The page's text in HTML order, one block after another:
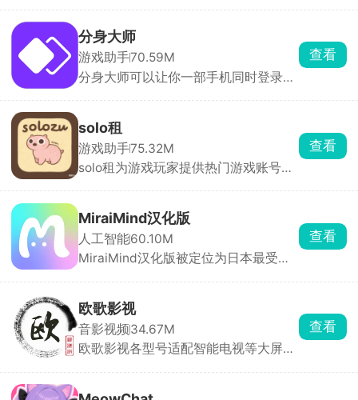
周边产品，全平台有保障，商品类别分
类详细，能够购买到心仪的物品，多件
商品一起购买还有优惠哟，更有独特的
签名礼物免费送，一键下单，48小时内
分身大师
游戏助手70.59M
分身大师可以让你一部手机同时登录多
时在线。分身运行稳定，消息接收及
时，官方强调比市面上其他双开软件更
安全。
查看
solo租
游戏助手75.32M
solo租为游戏玩家提供热门游戏账号的
高端账号的需求。支持按小时、按天等
多种租赁模式，用户可根据需求选择短
时租赁或长期租赁，降低体验成本。每
笔订单都有平台担保，租前账号状态透
查看
MiraiMind汉化版
人工智能60.10M
MiraiMind汉化版被定位为日本最受欢
多种不同性格的AI角色可供自由选择，
无论高冷、热情还是温柔，每一位都拥
有独立的背景故事与独特人格。玩家还
可亲手创造专属虚拟角色，自由设定外
查看
欧歌影视
音影视频34.67M
欧歌影视各型号适配智能电视等大屏设
迅速。支持高清播放与精准搜索，智能
查看